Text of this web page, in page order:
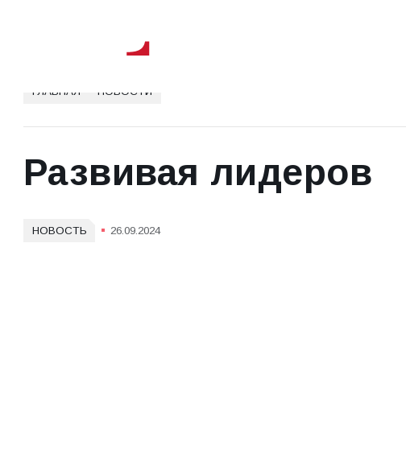
ГЛАВНАЯ НОВОСТИ
Развивая лидеров
НОВОСТЬ 26.09.2024